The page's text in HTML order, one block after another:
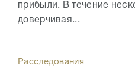
прибыли. В течение
доверчивая...
Расследования